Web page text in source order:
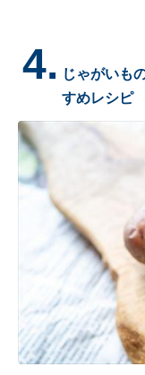
4. じゃがいも
すめレシピ